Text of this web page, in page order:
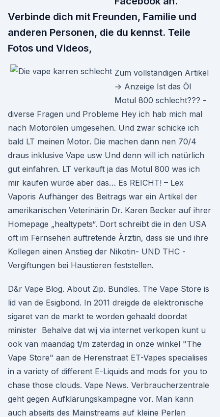
Verbinde dich mit Freunden, Familie und
anderen Personen, die du kennst. Teile
Fotos und Videos,
Zum vollständigen Artikel
→ Anzeige Ist das Öl
Motul 800 schlecht??? -
diverse Fragen und Probleme Hey ich hab mich mal
nach Motorölen umgesehen. Und zwar schicke ich
bald LT meinen Motor. Die machen dann nen 70/4
draus inklusive Vape usw Und denn will ich natürlich
gut einfahren. LT verkauft ja das Motul 800 was ich
mir kaufen würde aber das… Es REICHT! – Lex
Vaporis Aufhänger des Beitrags war ein Artikel der
amerikanischen Veterinärin Dr. Karen Becker auf ihrer
Homepage „healtypets“. Dort schreibt die in den USA
oft im Fernsehen auftretende Ärztin, dass sie und ihre
Kollegen einen Anstieg der Nikotin- UND THC -
Vergiftungen bei Haustieren feststellen.
D&r Vape Blog. About Zip. Bundles. The Vape Store is
lid van de Esigbond. In 2011 dreigde de elektronische
sigaret van de markt te worden gehaald doordat
minister Behalve dat wij via internet verkopen kunt u
ook van maandag t/m zaterdag in onze winkel "The
Vape Store" aan de Herenstraat ET-Vapes specialises
in a variety of different E-Liquids and mods for you to
chase those clouds. Vape News. Verbraucherzentrale
geht gegen Aufklärungskampagne vor. Man kann
auch abseits des Mainstreams auf kleine Perlen